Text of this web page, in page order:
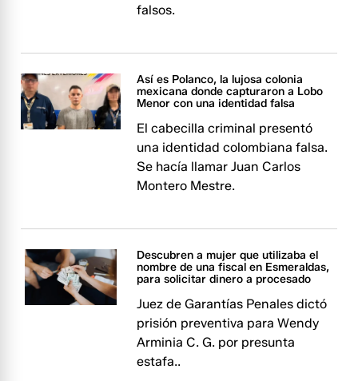
falsos.
Así es Polanco, la lujosa colonia
mexicana donde capturaron a Lobo
Menor con una identidad falsa
El cabecilla criminal presentó
una identidad colombiana falsa.
Se hacía llamar Juan Carlos
Montero Mestre.
Descubren a mujer que utilizaba el
nombre de una fiscal en Esmeraldas,
para solicitar dinero a procesado
Juez de Garantías Penales dictó
prisión preventiva para Wendy
Arminia C. G. por presunta
estafa..